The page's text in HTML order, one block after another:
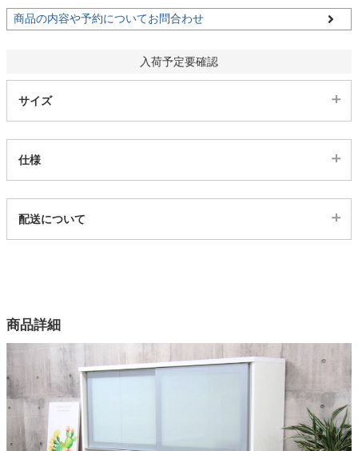
商品の内容や予約についてお問合わせ
入荷予定要確認
サイズ
仕様
2ss04000704
1色
メラミン天板
コンセント1ヶ所、可動式棚板、アルミレール、モイス
配送について
商品詳細